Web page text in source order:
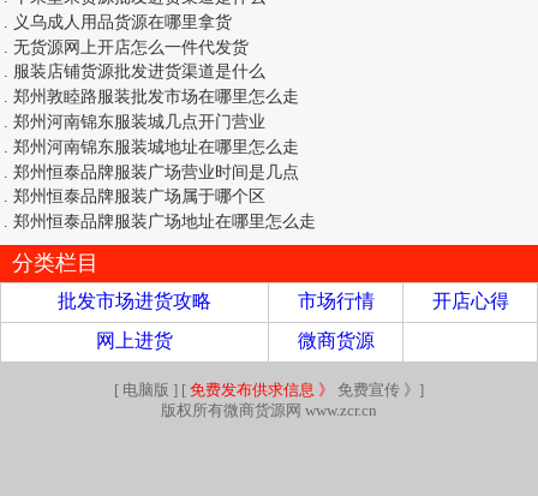
义乌成人用品货源在哪里拿货
.无货源网上开店怎么一件代发货
. 服装店铺货源批发进货渠道是什么
.郑州敦睦路服装批发市场在哪里怎么走
.郑州河南锦东服装城几点开门营业
.郑州河南锦东服装城地址在哪里怎么走
.郑州恒泰品牌服装广场营业时间是几点
.郑州恒泰品牌服装广场属于哪个区
.郑州恒泰品牌服装广场地址在哪里怎么走
分类栏目
批发市场进货攻略 市场行情
开店心得
网上进货
微商货源
[ 电脑版 ] [ 免费发布供求信息 》 免费宣传 》 ]
版权所有微商货源网 www.zcr.cn